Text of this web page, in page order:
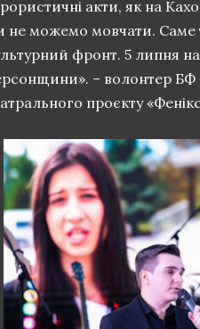
акти, як на
не можемо мовчати. Саме
фронт. 5 липня
– волонтер БФ
проєкту